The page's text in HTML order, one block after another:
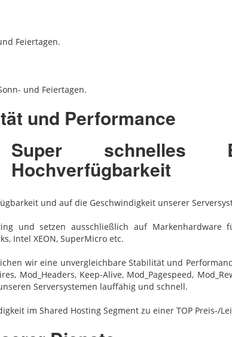
Feiertagen.
und Feiertagen.
und Performance
Super schnelles
Hochverfügbarkeit
und auf die Geschwindigkeit unserer
und setzen ausschließlich auf Markenhardware
Intel XEON, SuperMicro etc.
wir eine unvergleichbare Stabilität und
Mod_Headers, Keep-Alive, Mod_Pagespeed,
Serversystemen lauffähig und schnell.
im Shared Hosting Segment zu einer TOP Preis-/